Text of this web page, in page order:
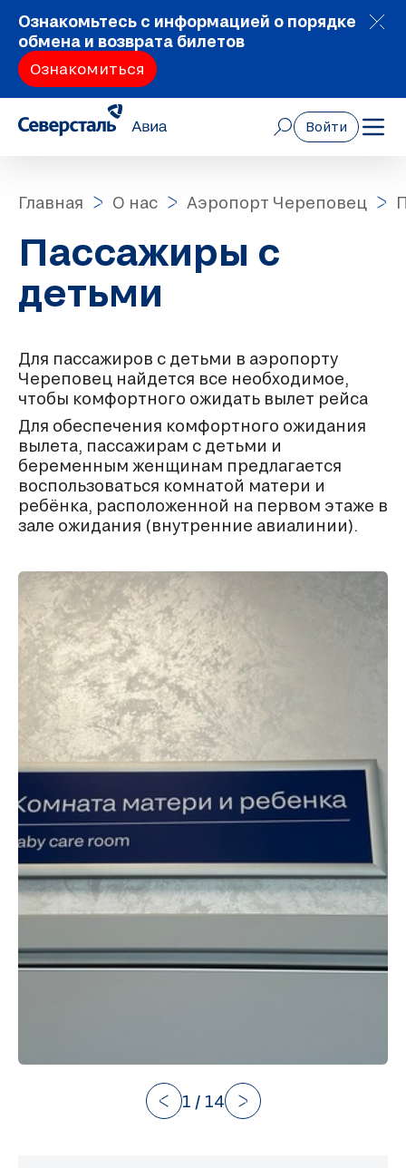
Ознакомьтесь с информацией о порядке
обмена и возврата билетов
Ознакомиться
Войти
Главная О нас Аэропорт Череповец
Пассажиры с
детьми
Для пассажиров с детьми в аэропорту
Череповец найдется все необходимое,
чтобы комфортного ожидать вылет рейса
Для обеспечения комфортного ожидания
вылета, пассажирам c детьми и
беременным женщинам предлагается
воспользоваться комнатой матери и
ребёнка, расположенной на первом этаже в
зале ожидания (внутренние авиалинии).
1 / 14